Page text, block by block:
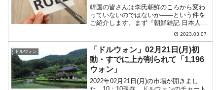
韓国の皆さんは李氏朝鮮のころから変わ
っていないのではないか――という件を
ご紹介します。まず『朝鮮雑記 日本人が
見た1894年の李氏朝鮮』という本の中か
ら、「韓人かんじんは単純だ」という小
見出しの部分を引用してみます。ちなみ
にこの本は明治27...
2023.03.07
ドルウォン
「ドルウォン」02月21日(月)初
動・すでに上が削られて「1,196
ウォン」
2022年02月21日(月)の市場が開きまし